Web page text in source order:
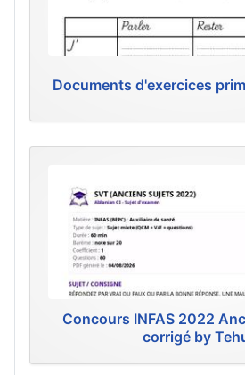
Documents d'exercices
Concours INFAS 2022
corrigé by